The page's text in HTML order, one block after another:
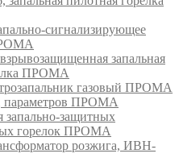
сигнализирующее
запальная
ПРОМА
газовый ПРОМА
параметров ПРОМА
защитных
горелок ПРОМА
розжига, ИВН-